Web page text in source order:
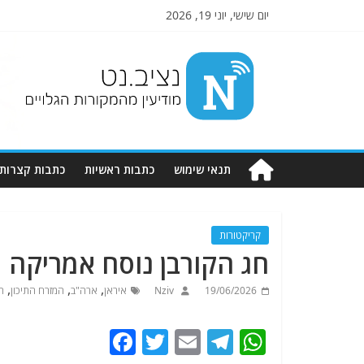
יום שישי, יוני 19, 2026
Nziv.net
מודיעין
מהמקורות
תנאי שימוש כתבות ראשיות כתבות קצרות
קריקטורות
חג הקורבן נוסח אמריקה
19/06/2026
Nziv איראן, ארה"ב, המזרח התיכון,
W
T
E
T